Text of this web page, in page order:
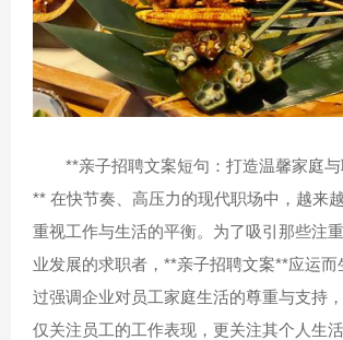
**亲子招聘文案短句：打造温馨家庭与
** 在快节奏、高压力的现代职场中，越来
重视工作与生活的平衡。为了吸引那些注
业发展的求职者，**亲子招聘文案**应运而
过强调企业对员工家庭生活的尊重与支持
仅关注员工的工作表现，更关注其个人生